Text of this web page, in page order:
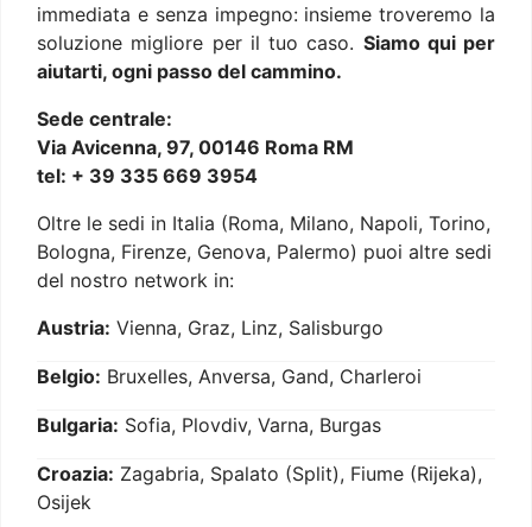
immediata e senza impegno: insieme troveremo la
soluzione migliore per il tuo caso. Siamo qui per
aiutarti, ogni passo del cammino.
Sede centrale:
Via Avicenna, 97, 00146 Roma RM
tel: + 39 335 669 3954
Oltre le sedi in Italia (Roma, Milano, Napoli, Torino,
Bologna, Firenze, Genova, Palermo) puoi altre sedi
del nostro network in:
Austria: Vienna, Graz, Linz, Salisburgo
Belgio: Bruxelles, Anversa, Gand, Charleroi
Bulgaria: Sofia, Plovdiv, Varna, Burgas
Croazia: Zagabria, Spalato (Split), Fiume (Rijeka),
Osijek